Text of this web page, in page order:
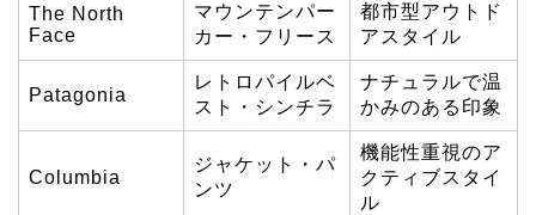
The North
Face
マウンテンパー
カー・フリース
都市型アウトド
アスタイル
Patagonia
レトロパイルベ
スト・シンチラ
ナチュラルで温
かみのある印象
Columbia
ジャケット・パ
ンツ
機能性重視のア
クティブスタイ
ル